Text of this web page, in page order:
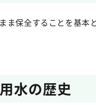
ま保全することを基本
水の歴史